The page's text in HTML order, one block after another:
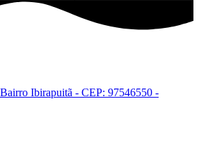
Ibirapuitã - CEP: 97546550 -